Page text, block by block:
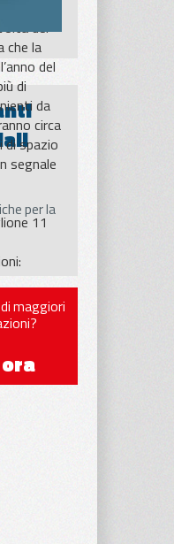
del
che la
del
di
da
circa
spazio
segnale
11
per la
maggiori